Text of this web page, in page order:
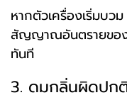
หากตัวเครื่องเริ่มบว
สัญญาณอันตรายของ
ทันที
3. ดมกลิ่นผิดปก